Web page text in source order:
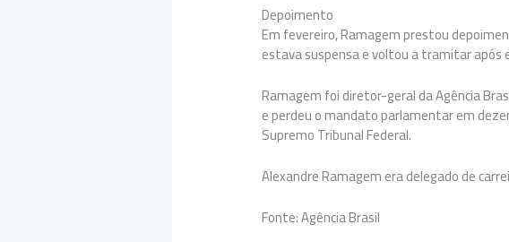
Depoimento
Em fevereiro, Ramagem prestou
estava suspensa e voltou a tramitar após
Ramagem foi diretor-geral da Agência
e perdeu o mandato parlamentar em
Supremo Tribunal Federal.
Alexandre Ramagem era delegado de
Fonte: Agência Brasil